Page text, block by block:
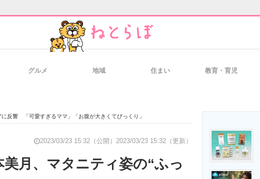
経営リーダーのコミュニティ
グルメ 地域 住まい 教育・育児
反響 「可愛すぎるママ」「お腹が大きくてびっくり」
2023/03/23 15:32（公開） 2023/03/23 15:32（更新）
月、マタニティ姿の“ふっ